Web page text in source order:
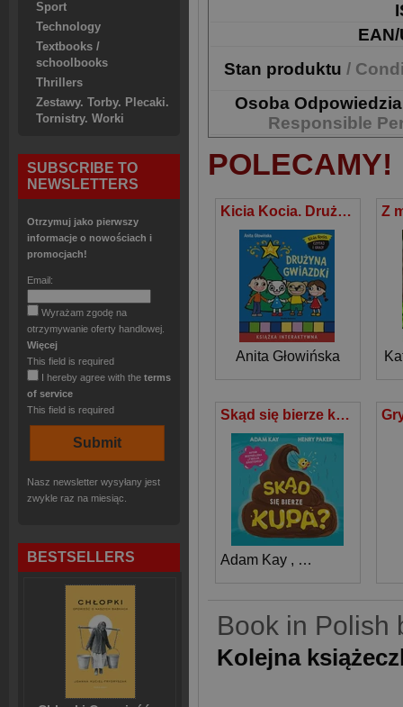
Sport
Technology
Textbooks /
schoolbooks
Thrillers
Zestawy. Torby. Plecaki.
Tornistry. Worki
SUBSCRIBE TO
NEWSLETTERS
Otrzymuj jako pierwszy
informacje o nowościach i
promocjach!
Email:
Wyrażam zgodę na
otrzymywanie oferty handlowej.
Więcej
This field is required
I hereby agree with the terms
of service
This field is required
Nasz newsletter wysyłany jest
zwykle raz na miesiąc.
BESTSELLERS
Stan produktu /
Osoba
Responsible
POLECAMY!
Kicia Kocia. Drużyna Gwiazdki
Anita Głowińska
Skąd się bierze kupa?
Adam Kay , Henry Paker
Book in Polish
Kolejna